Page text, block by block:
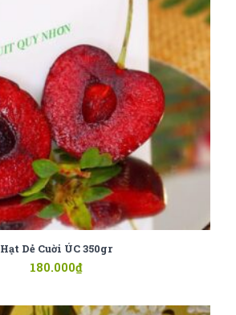
Hạt Dẻ Cuời ÚC 350gr
180.000₫